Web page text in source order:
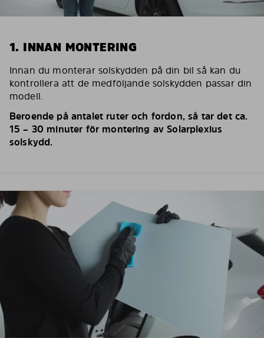
1. INNAN MONTERING
Innan du monterar solskydden på din bil så kan du
kontrollera att de medföljande solskydden passar din
modell.
Beroende på antalet ruter och fordon, så tar det ca.
15 – 30 minuter för montering av Solarplexius
solskydd.